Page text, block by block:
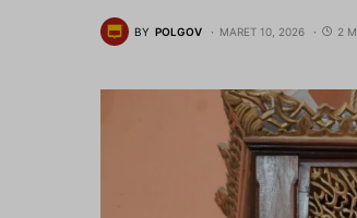
BY POLGOV MARET 10, 2026 2